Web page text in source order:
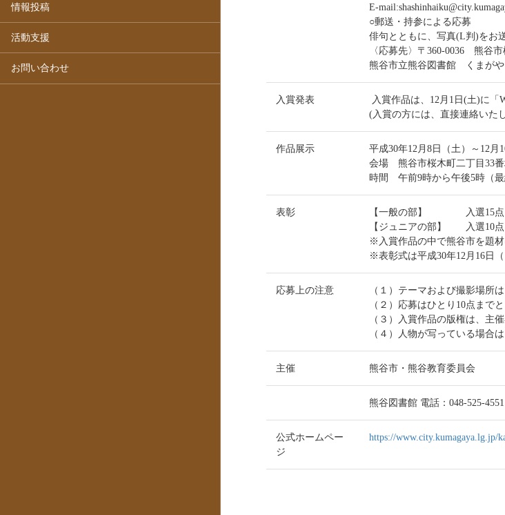
情報投稿
活動支援
お問い合わせ
○郵送・持参による応募
俳句とともに、写真(L判)をお
〈応募先〉〒360-0036 熊谷
熊谷市立熊谷図書館 くまが
入賞発表
入賞作品は、12月1日(土)に「
(入賞の方には、直接連絡いた
作品展示
平成30年12月8日（土）～12
会場 熊谷市桜木町二丁目33
時間 午前9時から午後5時（最
表彰
【一般の部】 入選15点（
【ジュニアの部】 入選10点
※入賞作品の中で熊谷市を題
※表彰式は平成30年12月16日
応募上の注意
（１）テーマおよび撮影場所
（２）応募はひとり10点まで
（３）入賞作品の版権は、主
（４）人物が写っている場合
主催 熊谷市・熊谷教育委員会
熊谷図書館 電話：048-525-4551
公式ホームペー
ジ
https://www.city.kumagaya.lg.jp/